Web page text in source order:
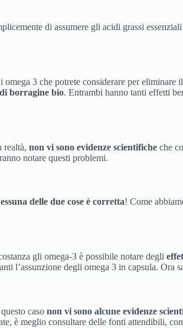
di assumere gli acidi grassi
3 che potrete considerare per eliminare
borragine bio. Entrambi hanno tanti effetti
realtà, non vi sono evidenze scientifiche che
notare questi problemi.
delle due cose è corretta! Come
gli omega-3 è possibile notare degli
l’assunzione degli omega 3 in capsula. Ora
caso non vi sono alcune evidenze
è meglio consultare delle fonti attendibili,